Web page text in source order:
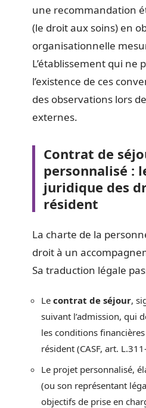
une recommandation
(le droit aux soins) en
organisationnelle
L’établissement qui ne
l’existence de ces
des observations lors
externes.
Contrat de
personnalisé :
juridique des
résident
La charte de la
droit à un
Sa traduction légale
Le contrat de séjour,
suivant l’admission, qui
les conditions
résident (CASF, art.
Le projet personnalisé,
(ou son représentant
objectifs de prise en